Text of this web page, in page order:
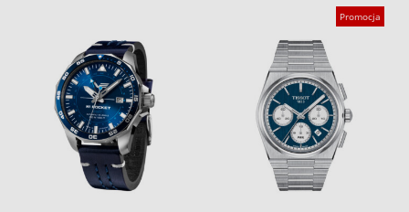
Promocja